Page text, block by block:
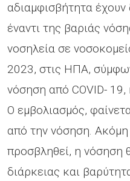
αδιαμφισβήτητα
έναντι της βαριάς
νοσηλεία σε
2023, στις ΗΠΑ,
νόσηση από COVID- 19,
Ο εμβολιασμός,
από την νόσηση.
προσβληθεί, η νόσηση
διάρκειας και